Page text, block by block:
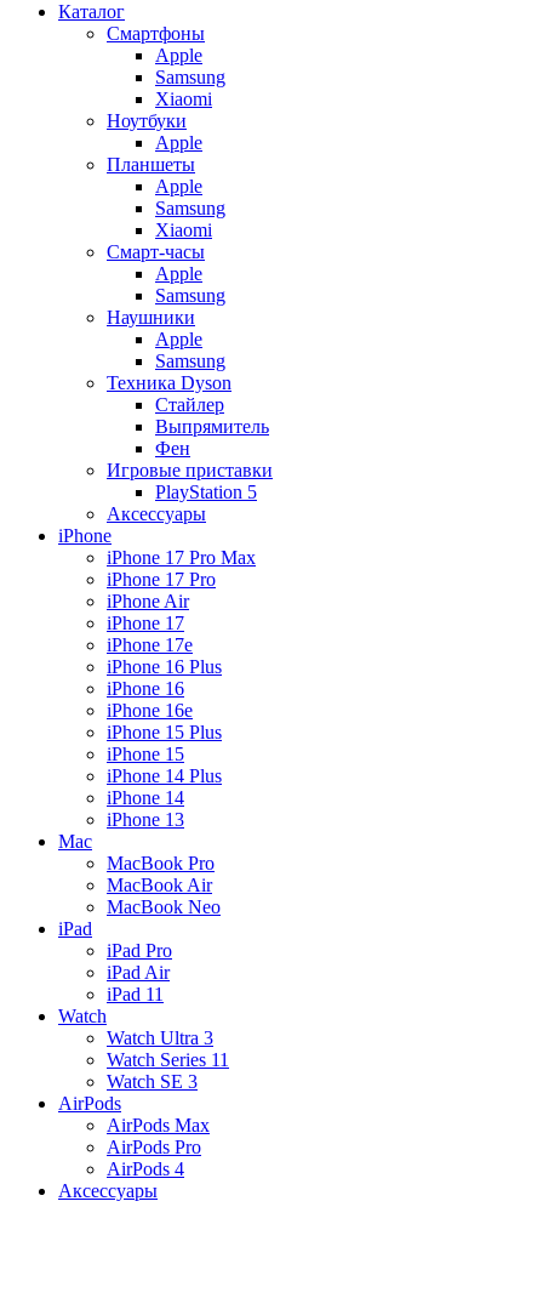
Каталог
Смартфоны
Apple
Samsung
Xiaomi
Ноутбуки
Apple
Планшеты
Apple
Samsung
Xiaomi
Смарт-часы
Apple
Samsung
Наушники
Apple
Samsung
Техника Dyson
Стайлер
Выпрямитель
Фен
Игровые приставки
PlayStation 5
Аксессуары
iPhone
iPhone 17 Pro Max
iPhone 17 Pro
iPhone Air
iPhone 17
iPhone 17e
iPhone 16 Plus
iPhone 16
iPhone 16e
iPhone 15 Plus
iPhone 15
iPhone 14 Plus
iPhone 14
iPhone 13
Mac
MacBook Pro
MacBook Air
MacBook Neo
iPad
iPad Pro
iPad Air
iPad 11
Watch
Watch Ultra 3
Watch Series 11
Watch SE 3
AirPods
AirPods Max
AirPods Pro
AirPods 4
Аксессуары